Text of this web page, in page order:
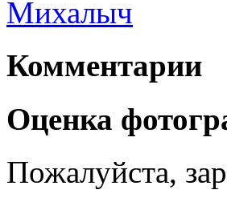
Михалыч
Комментарии
Оценка
Пожалуйста,